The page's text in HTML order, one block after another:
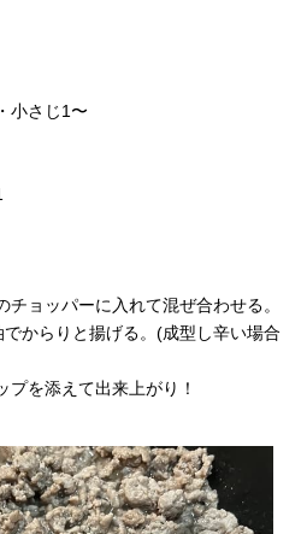
小さじ1〜
ョッパーに入れて混ぜ合わせる。
からりと揚げる。(成型し辛い場合
を添えて出来上がり！